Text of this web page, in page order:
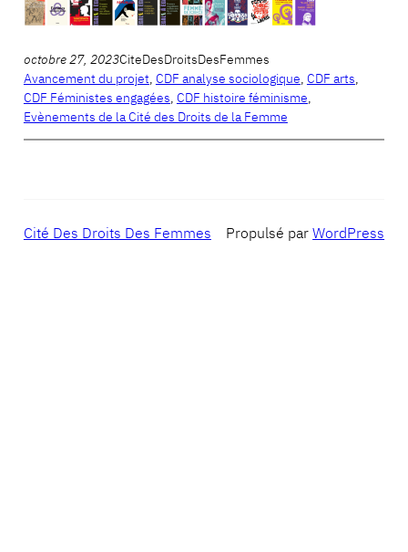
octobre 27, 2023CiteDesDroitsDesFemmes
Avancement du projet, CDF analyse sociologique, CDF arts
CDF Féministes engagées, CDF histoire féminisme
Evènements de la Cité des Droits de la Femme
Cité Des Droits Des Femmes Propulsé parWordPress